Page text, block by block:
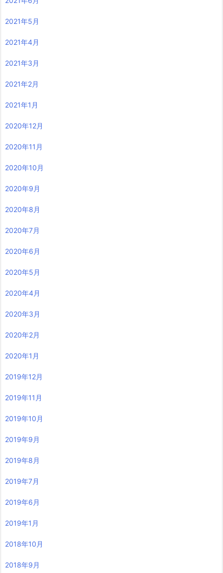
2021年5月
2021年4月
2021年3月
2021年2月
2021年1月
2020年12月
2020年11月
2020年10月
2020年9月
2020年8月
2020年7月
2020年6月
2020年5月
2020年4月
2020年3月
2020年2月
2020年1月
2019年12月
2019年11月
2019年10月
2019年9月
2019年8月
2019年7月
2019年6月
2019年1月
2018年10月
2018年9月